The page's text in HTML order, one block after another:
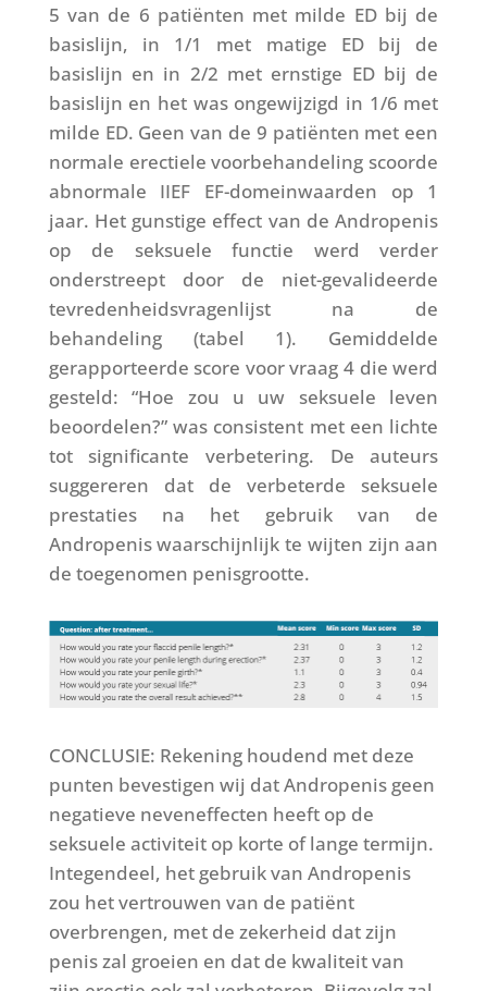
5 van de 6 patiënten met milde ED bij de
basislijn, in 1/1 met matige ED bij de
basislijn en in 2/2 met ernstige ED bij de
basislijn en het was ongewijzigd in 1/6 met
milde ED. Geen van de 9 patiënten met een
normale erectiele voorbehandeling scoorde
abnormale IIEF EF-domeinwaarden op 1
jaar. Het gunstige effect van de Andropenis
op de seksuele functie werd verder
onderstreept door de niet-gevalideerde
tevredenheidsvragenlijst na de
behandeling (tabel 1). Gemiddelde
gerapporteerde score voor vraag 4 die werd
gesteld: “Hoe zou u uw seksuele leven
beoordelen?” was consistent met een lichte
tot significante verbetering. De auteurs
suggereren dat de verbeterde seksuele
prestaties na het gebruik van de
Andropenis waarschijnlijk te wijten zijn aan
de toegenomen penisgrootte.
CONCLUSIE: Rekening houdend met deze
punten bevestigen wij dat Andropenis geen
negatieve neveneffecten heeft op de
seksuele activiteit op korte of lange termijn.
Integendeel, het gebruik van Andropenis
zou het vertrouwen van de patiënt
overbrengen, met de zekerheid dat zijn
penis zal groeien en dat de kwaliteit van